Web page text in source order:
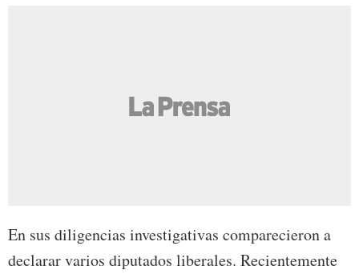
En sus diligencias investigativas comparecieron a
declarar varios diputados liberales. Recientemente